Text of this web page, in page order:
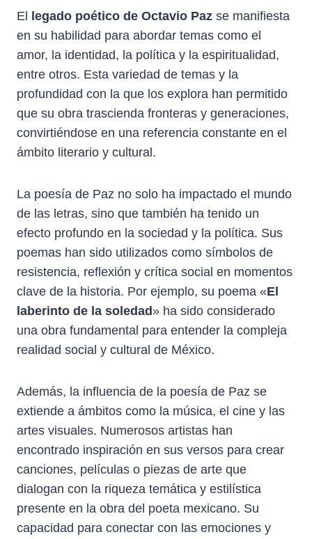
El legado poético de Octavio Paz se manifiesta
en su habilidad para abordar temas como el
amor, la identidad, la política y la espiritualidad,
entre otros. Esta variedad de temas y la
profundidad con la que los explora han permitido
que su obra trascienda fronteras y generaciones,
convirtiéndose en una referencia constante en el
ámbito literario y cultural.
La poesía de Paz no solo ha impactado el mundo
de las letras, sino que también ha tenido un
efecto profundo en la sociedad y la política. Sus
poemas han sido utilizados como símbolos de
resistencia, reflexión y crítica social en momentos
clave de la historia. Por ejemplo, su poema «El
laberinto de la soledad» ha sido considerado
una obra fundamental para entender la compleja
realidad social y cultural de México.
Además, la influencia de la poesía de Paz se
extiende a ámbitos como la música, el cine y las
artes visuales. Numerosos artistas han
encontrado inspiración en sus versos para crear
canciones, películas o piezas de arte que
dialogan con la riqueza temática y estilística
presente en la obra del poeta mexicano. Su
capacidad para conectar con las emociones y